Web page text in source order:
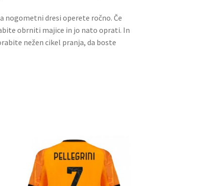
nogometni dresi operete ročno. Če
obrniti majice in jo nato oprati. In
nežen cikel pranja, da boste